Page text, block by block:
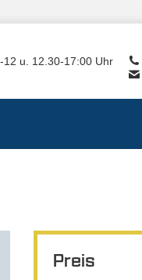
u. 12.30-17:00 Uhr
Preis